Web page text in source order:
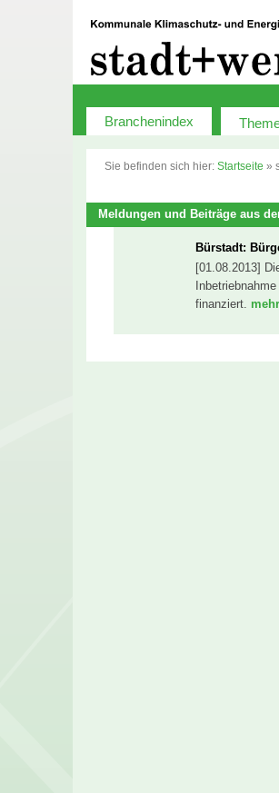
Branchenindex
Sie befinden sich hier: Startseite »
Meldungen und Beiträge aus
Bürstadt:
[01.08.2013]
finanziert.